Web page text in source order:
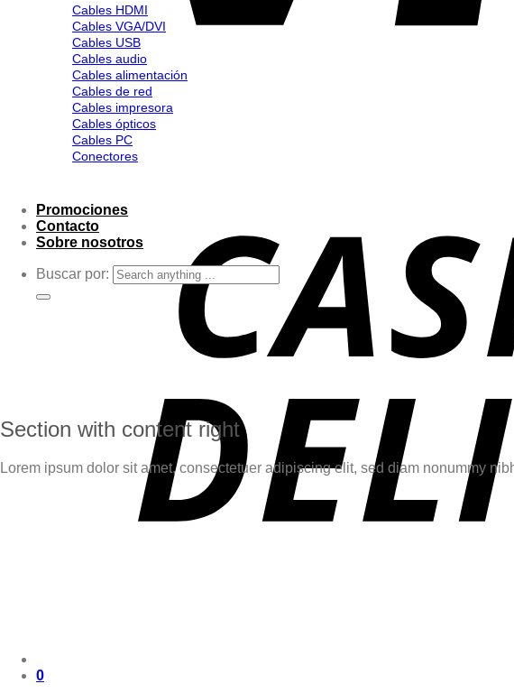
0
Cables HDMI
Cables VGA/DVI
Cables USB
Cables audio
Cables alimentación
Cables de red
Cables impresora
Cables ópticos
Cables PC
Conectores
Promociones
Contacto
Sobre nosotros
Buscar por:
Section with content right
Lorem ipsum dolor sit amet, consectetuer adipiscing elit, sed diam nonummy